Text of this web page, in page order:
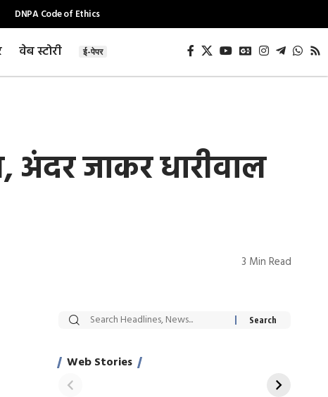
DNPA Code of Ethics
वेब स्टोरी ई-पेपर
अंदर जाकर धारीवाल
3 Min Read
Web Stories
सट्टेबाजी में अरेस्ट हुए
साहिल खान
रोज एक कच्चे लहसुन